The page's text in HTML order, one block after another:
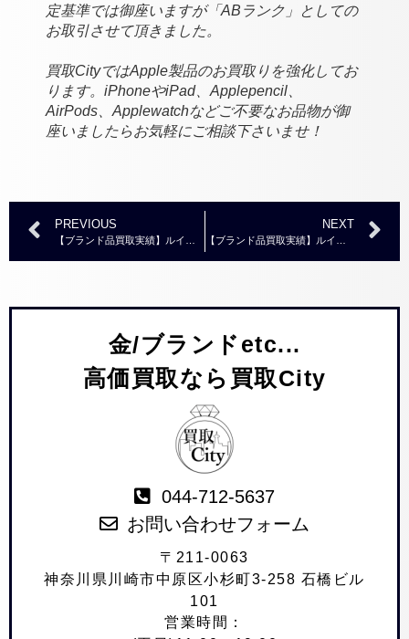
定基準では御座いますが「ABランク」としての
お取引させて頂きました。
買取CityではApple製品のお買取りを強化してお
ります。iPhoneやiPad、Applepencil、
AirPods、Applewatchなどご不要なお品物が御
座いましたらお気軽にご相談下さいませ！
PREVIOUS NEXT
金/ブランドetc...
高価買取なら買取City
044-712-5637
お問い合わせフォーム
〒211-0063
神奈川県川崎市中原区小杉町3-258 石橋ビル
101
営業時間：